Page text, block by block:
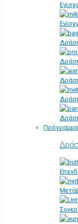
Πρόγραμμα